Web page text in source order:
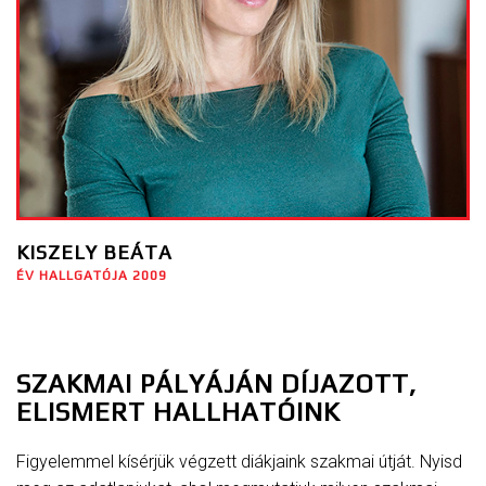
KISZELY BEÁTA
ÉV HALLGATÓJA 2009
SZAKMAI PÁLYÁJÁN DÍJAZOTT,
ELISMERT HALLHATÓINK
Figyelemmel kísérjük végzett diákjaink szakmai útját. Nyisd